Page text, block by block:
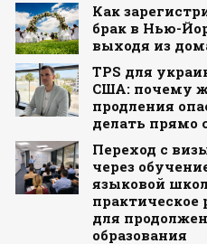
Как
брак в Нью-
выходя из
TPS для
США: почему
продления
делать прямо
Переход с
через
языковой
практическое
для
образования